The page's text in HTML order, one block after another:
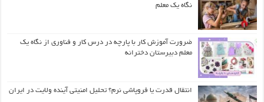
نگاه یک معلم
ضرورت آموزش کار با پارچه در درس کار و فناوری از نگاه یک
معلم دبیرستان دخترانه
انتقال قدرت یا فروپاشی نرم؟ تحلیل امنیتی آینده ولایت در ایران